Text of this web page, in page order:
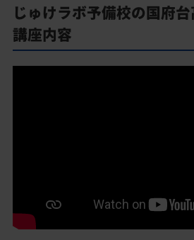
じゅけラボ予備校の国府
講座内容